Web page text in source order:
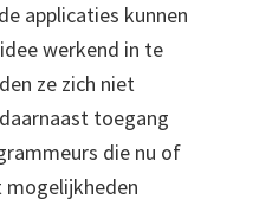
applicaties kunnen
werkend in te
ze zich niet
toegang
die nu of
mogelijkheden